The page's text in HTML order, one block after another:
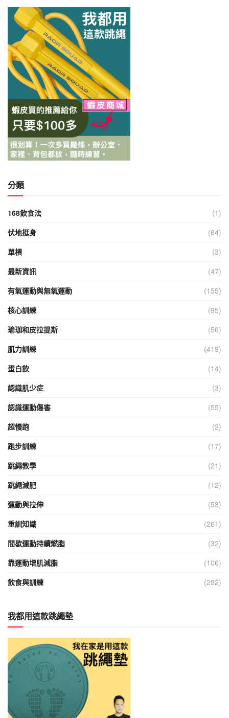
分類
168飲食法
(1)
伏地挺身
(64)
單槓
(3)
最新資訊
(47)
有氧運動與無氧運動
(155)
核心訓練
(95)
瑜珈和皮拉提斯
(56)
肌力訓練
(419)
蛋白飲
(14)
認識肌少症
(3)
認識運動傷害
(55)
超慢跑
(2)
跑步訓練
(17)
跳繩教學
(21)
跳繩減肥
(12)
運動與拉伸
(53)
重訓知識
(261)
間歇運動持續燃脂
(32)
靠運動增肌減脂
(106)
飲食與訓練
(282)
我都用這款跳繩墊